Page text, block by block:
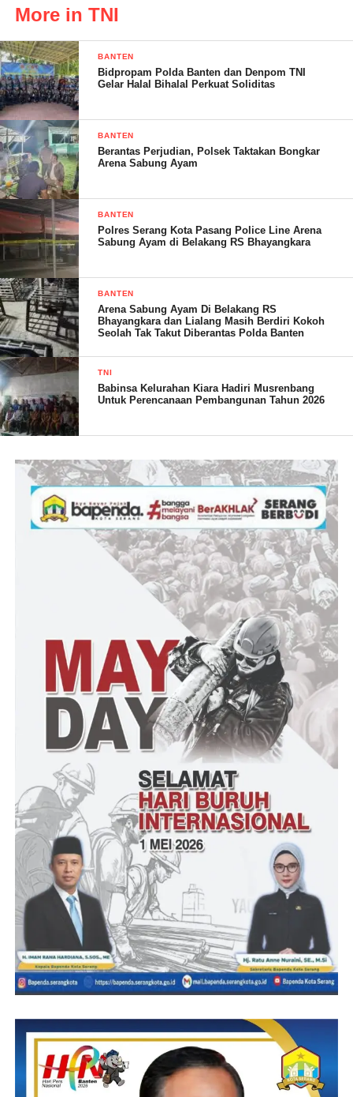
Lanjutnya melalui kegiatan ini, diharapkan dapat terwujudnya
kolaborasi yang solid antara pemerintah, TNI, dan masyarakat.
” Sehingga akan meningkatkan kualitas hidup anak-anak, di
wilayah Kecamatan Kramatwatu Kabupaten Serang. Agar
mereka dapat tumbuh menjadi generasi yang tangguh, dan
berdaya saing,” ungkapnya.
Turut hadir dalam kegiatan tersebut, Ketua KUA Kramatwatu,
Ketua PGRI Kramatwatu, UPT Pertanian Kramatwatu, Kepala
Desa Se Kecamatan Kramatwatu dan seluruh Bidan Desa serta
Ketua Karang Taruna juga PKK bersama Kader KB di wilayah
Kecamatan Kramatwatu.
Nasudin/ S.Andin
Post Views: 18
More in TNI
BANTEN
Bidpropam Polda Banten dan Denpom TNI
Gelar Halal Bihalal Perkuat Soliditas
BANTEN
Berantas Perjudian, Polsek Taktakan Bongkar
Arena Sabung Ayam
BANTEN
Polres Serang Kota Pasang Police Line Arena
Sabung Ayam di Belakang RS Bhayangkara
BANTEN
Arena Sabung Ayam Di Belakang RS
Bhayangkara dan Lialang Masih Berdiri Kokoh
Seolah Tak Takut Diberantas Polda Banten
TNI
Babinsa Kelurahan Kiara Hadiri Musrenbang
Untuk Perencanaan Pembangunan Tahun 2026